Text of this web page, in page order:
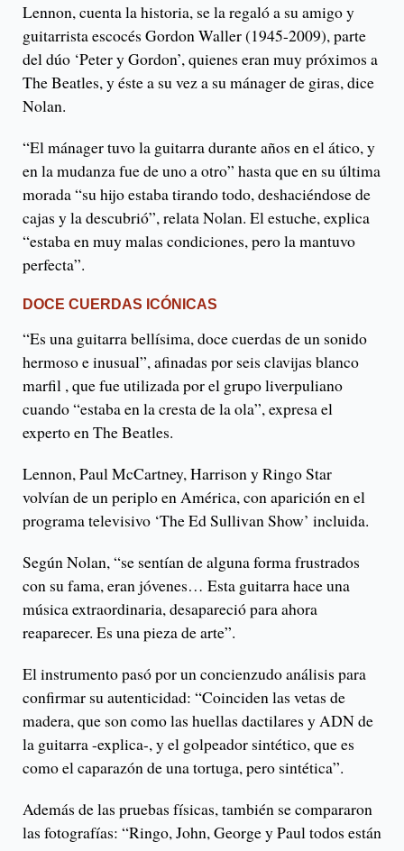
Lennon, cuenta la historia, se la regaló a su amigo y
guitarrista escocés Gordon Waller (1945-2009), parte
del dúo ‘Peter y Gordon’, quienes eran muy próximos a
The Beatles, y éste a su vez a su mánager de giras, dice
Nolan.
“El mánager tuvo la guitarra durante años en el ático, y
en la mudanza fue de uno a otro” hasta que en su última
morada “su hijo estaba tirando todo, deshaciéndose de
cajas y la descubrió”, relata Nolan. El estuche, explica
“estaba en muy malas condiciones, pero la mantuvo
perfecta”.
DOCE CUERDAS ICÓNICAS
“Es una guitarra bellísima, doce cuerdas de un sonido
hermoso e inusual”, afinadas por seis clavijas blanco
marfil , que fue utilizada por el grupo liverpuliano
cuando “estaba en la cresta de la ola”, expresa el
experto en The Beatles.
Lennon, Paul McCartney, Harrison y Ringo Star
volvían de un periplo en América, con aparición en el
programa televisivo ‘The Ed Sullivan Show’ incluida.
Según Nolan, “se sentían de alguna forma frustrados
con su fama, eran jóvenes… Esta guitarra hace una
música extraordinaria, desapareció para ahora
reaparecer. Es una pieza de arte”.
El instrumento pasó por un concienzudo análisis para
confirmar su autenticidad: “Coinciden las vetas de
madera, que son como las huellas dactilares y ADN de
la guitarra -explica-, y el golpeador sintético, que es
como el caparazón de una tortuga, pero sintética”.
Además de las pruebas físicas, también se compararon
las fotografías: “Ringo, John, George y Paul todos están